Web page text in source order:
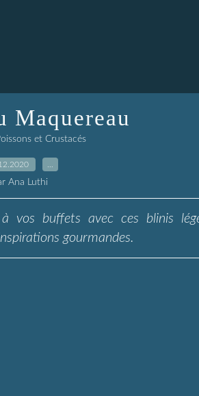
Maquereau
et Crustacés
Ana Luthi
à vos buffets avec ces blinis
gourmandes.